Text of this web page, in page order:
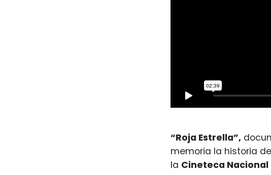
“Roja Estrella”,
memoria la historia
la Cineteca Nacional